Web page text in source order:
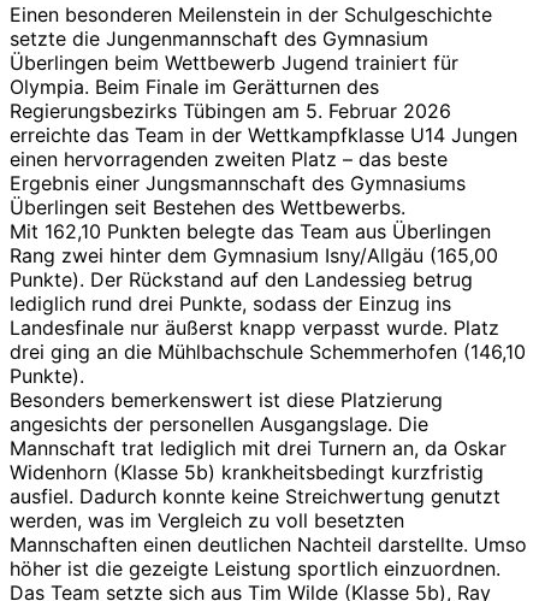
Einen besonderen Meilenstein in der Schulgeschichte
setzte die Jungenmannschaft des Gymnasium
Überlingen beim Wettbewerb Jugend trainiert für
Olympia. Beim Finale im Gerätturnen des
Regierungsbezirks Tübingen am 5. Februar 2026
erreichte das Team in der Wettkampfklasse U14 Jungen
einen hervorragenden zweiten Platz – das beste
Ergebnis einer Jungsmannschaft des Gymnasiums
Überlingen seit Bestehen des Wettbewerbs.
Mit 162,10 Punkten belegte das Team aus Überlingen
Rang zwei hinter dem Gymnasium Isny/Allgäu (165,00
Punkte). Der Rückstand auf den Landessieg betrug
lediglich rund drei Punkte, sodass der Einzug ins
Landesfinale nur äußerst knapp verpasst wurde. Platz
drei ging an die Mühlbachschule Schemmerhofen (146,10
Punkte).
Besonders bemerkenswert ist diese Platzierung
angesichts der personellen Ausgangslage. Die
Mannschaft trat lediglich mit drei Turnern an, da Oskar
Widenhorn (Klasse 5b) krankheitsbedingt kurzfristig
ausfiel. Dadurch konnte keine Streichwertung genutzt
werden, was im Vergleich zu voll besetzten
Mannschaften einen deutlichen Nachteil darstellte. Umso
höher ist die gezeigte Leistung sportlich einzuordnen.
Das Team setzte sich aus Tim Wilde (Klasse 5b), Ray